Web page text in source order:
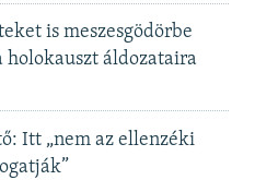
is meszesgödörbe
holokauszt áldozataira
Itt „nem az ellenzéki